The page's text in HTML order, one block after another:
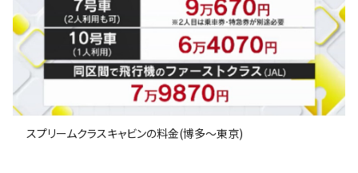
スプリームクラスキャビンの料金(博多～東京)